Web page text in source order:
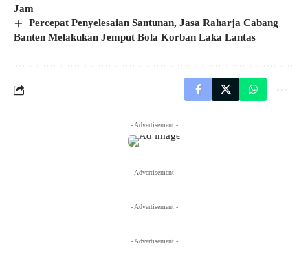
Jam
Percepat Penyelesaian Santunan, Jasa Raharja Cabang
Banten Melakukan Jemput Bola Korban Laka Lantas
- Advertisement -
- Advertisement -
- Advertisement -
- Advertisement -